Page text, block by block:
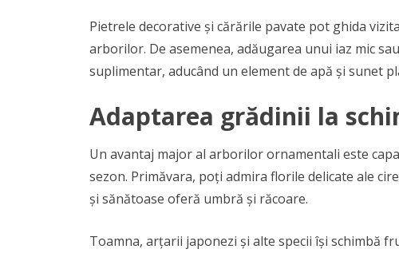
Pietrele decorative și cărările pavate pot ghida
arborilor. De asemenea, adăugarea unui iaz mic
suplimentar, aducând un element de apă și sunet
Adaptarea grădinii la
Un avantaj major al arborilor ornamentali este
sezon. Primăvara, poți admira florile delicate ale
și sănătoase oferă umbră și răcoare.
Toamna, arțarii japonezi și alte specii își schimbă